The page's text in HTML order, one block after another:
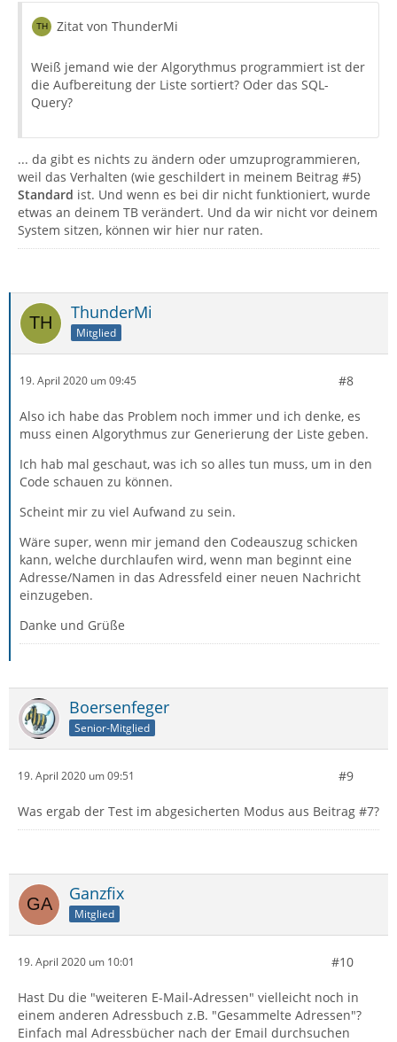
Zitat von ThunderMi
Weiß jemand wie der Algorythmus programmiert ist der
die Aufbereitung der Liste sortiert? Oder das SQL-
Query?
... da gibt es nichts zu ändern oder umzuprogrammieren,
weil das Verhalten (wie geschildert in meinem Beitrag #5)
Standard ist. Und wenn es bei dir nicht funktioniert, wurde
etwas an deinem TB verändert. Und da wir nicht vor deinem
System sitzen, können wir hier nur raten.
ThunderMi
Mitglied
19. April 2020 um 09:45 #8
Also ich habe das Problem noch immer und ich denke, es
muss einen Algorythmus zur Generierung der Liste geben.
Ich hab mal geschaut, was ich so alles tun muss, um in den
Code schauen zu können.
Scheint mir zu viel Aufwand zu sein.
Wäre super, wenn mir jemand den Codeauszug schicken
kann, welche durchlaufen wird, wenn man beginnt eine
Adresse/Namen in das Adressfeld einer neuen Nachricht
einzugeben.
Danke und Grüße
Boersenfeger
Senior-Mitglied
19. April 2020 um 09:51 #9
Was ergab der Test im abgesicherten Modus aus Beitrag #7?
Ganzfix
Mitglied
19. April 2020 um 10:01 #10
Hast Du die "weiteren E-Mail-Adressen" vielleicht noch in
einem anderen Adressbuch z.B. "Gesammelte Adressen"?
Einfach mal Adressbücher nach der Email durchsuchen